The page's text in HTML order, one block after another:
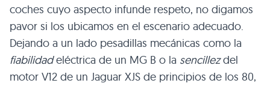
coches cuyo aspecto infunde respeto, no digamos
pavor si los ubicamos en el escenario adecuado.
Dejando a un lado pesadillas mecánicas como la
fiabilidadeléctrica de un MG B o la sencillezdel
motor V12 de un Jaguar XJS de principios de los 80,